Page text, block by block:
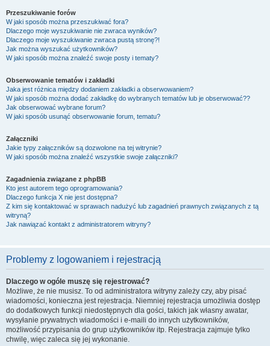
Przeszukiwanie forów
W jaki sposób można przeszukiwać fora?
Dlaczego moje wyszukiwanie nie zwraca wyników?
Dlaczego moje wyszukiwanie zwraca pustą stronę?!
Jak można wyszukać użytkowników?
W jaki sposób można znaleźć swoje posty i tematy?
Obserwowanie tematów i zakładki
Jaka jest różnica między dodaniem zakładki a obserwowaniem?
W jaki sposób można dodać zakładkę do wybranych tematów lub je obserwować??
Jak obserwować wybrane forum?
W jaki sposób usunąć obserwowanie forum, tematu?
Załączniki
Jakie typy załączników są dozwolone na tej witrynie?
W jaki sposób można znaleźć wszystkie swoje załączniki?
Zagadnienia związane z phpBB
Kto jest autorem tego oprogramowania?
Dlaczego funkcja X nie jest dostępna?
Z kim się kontaktować w sprawach nadużyć lub zagadnień prawnych związanych z tą
witryną?
Jak nawiązać kontakt z administratorem witryny?
Problemy z logowaniem i rejestracją
Dlaczego w ogóle muszę się rejestrować?
Możliwe, że nie musisz. To od administratora witryny zależy czy, aby pisać
wiadomości, konieczna jest rejestracja. Niemniej rejestracja umożliwia dostęp
do dodatkowych funkcji niedostępnych dla gości, takich jak własny awatar,
wysyłanie prywatnych wiadomości i e-maili do innych użytkowników,
możliwość przypisania do grup użytkowników itp. Rejestracja zajmuje tylko
chwilę, więc zaleca się jej wykonanie.